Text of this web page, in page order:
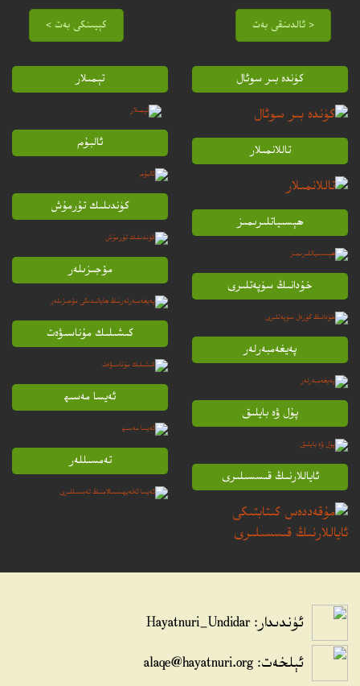
< ئالدىنقى بەت كېيىنكى بەت >
كۈندە بىر سوئال
تاللانمىلار
ھېسىياتلىرىمىز
خۇدانىڭ سۈپەتلىرى
پەيغەمبەرلەر
پۇل ۋە بايلىق
ئاياللارنىڭ قىسسىلىرى
تېمىلار
ئالبۇم
كۈندىلىك تۇرمۇش
مۆجىزىلەر
كىشىلىك مۇناسىۋەت
ئەيسا مەسىھ
تەمسىللەر
ئۈندىدار: Hayatnuri_Undidar
ئېلخەت: alaqe@hayatnuri.org